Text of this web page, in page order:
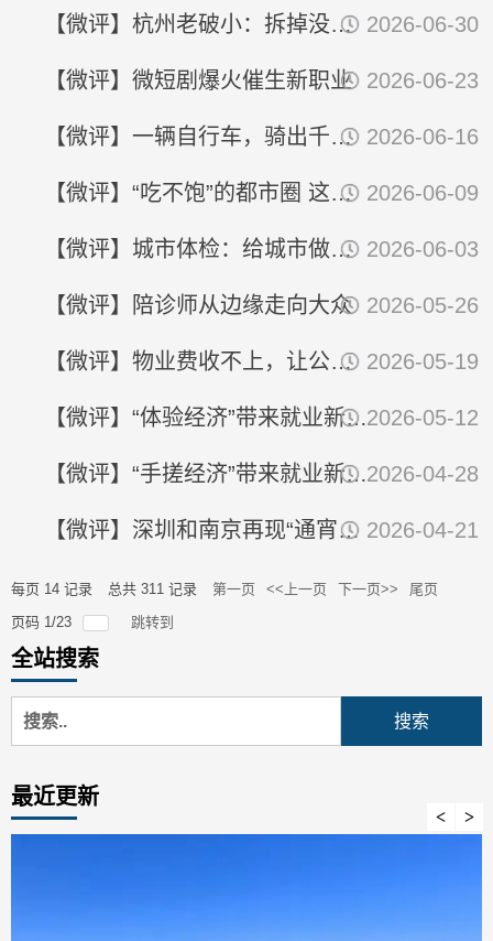
【微评】杭州老破小：拆掉没人干 收储不划算 2026-06-30
【微评】微短剧爆火催生新职业 2026-06-23
【微评】一辆自行车，骑出千亿市场？ 2026-06-16
【微评】“吃不饱”的都市圈 这四个坎该怎么迈？ 2026-06-09
【微评】城市体检：给城市做一场真正的“全科诊断” 2026-06-03
【微评】陪诊师从边缘走向大众 2026-05-26
【微评】物业费收不上，让公职人员“带头”有用吗？ 2026-05-19
【微评】“体验经济”带来就业新模式2026-05-12
【微评】“手搓经济”带来就业新模式2026-04-28
【微评】深圳和南京再现“通宵抢房”？接下来将是“冰火两重天” 2026-04-21
每页 14 记录 总共 311 记录 第一页 <<上一页 下一页>>
尾页
页码 1/23 跳转到
全站搜索
最近更新